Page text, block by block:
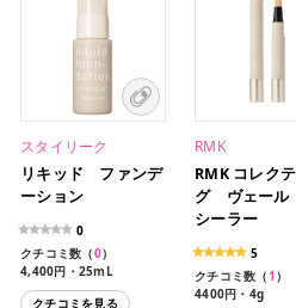
スタイリーク
リキッド ファンデ
ーション
0
クチコミ数（0）
4,400円・25mL
クチコミを見る
RMK
RMK コレク
グ ヴェー
シーラー
5
クチコミ数（1 ）
4400円・4g